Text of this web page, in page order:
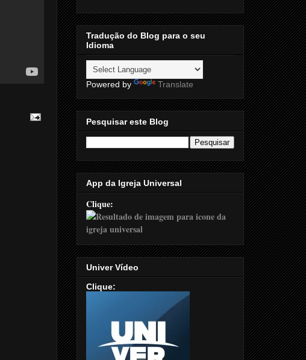
Tradução do Blog para o seu
Idioma
Powered by Translate
Pesquisar este Blog
App da Igreja Universal
Clique:
Univer Vídeo
Clique: